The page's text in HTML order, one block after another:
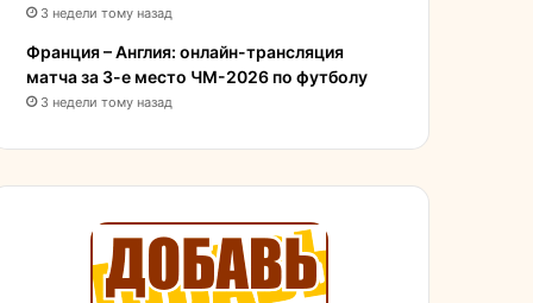
3 недели тому назад
Франция – Англия: онлайн-трансляция
матча за 3-е место ЧМ-2026 по футболу
3 недели тому назад